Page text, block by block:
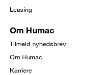
Leasing
Om Humac
Tilmeld nyhedsbrev
Om Humac
Karriere